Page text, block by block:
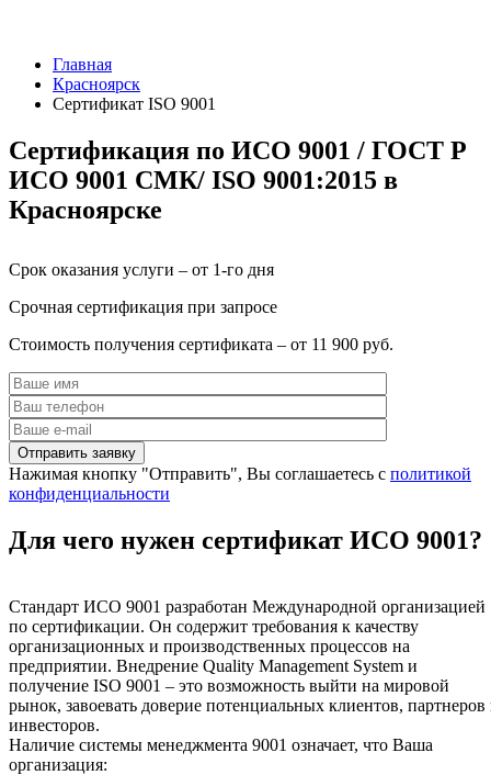
Главная
Красноярск
Сертификат ISO 9001
Сертификация по ИСО 9001 / ГОСТ Р
ИСО 9001 СМК/ ISO 9001:2015 в
Красноярске
Срок оказания услуги – от 1-го дня
Срочная сертификация при запросе
Стоимость получения сертификата – от 11 900 руб.
Нажимая кнопку "Отправить", Вы соглашаетесь с политикой
конфиденциальности
Для чего нужен сертификат ИСО 9001?
Стандарт ИСО 9001 разработан Международной организацией
по сертификации. Он содержит требования к качеству
организационных и производственных процессов на
предприятии. Внедрение Quality Management System и
получение ISO 9001 – это возможность выйти на мировой
рынок, завоевать доверие потенциальных клиентов, партнеров
инвесторов.
Наличие системы менеджмента 9001 означает, что Ваша
организация: